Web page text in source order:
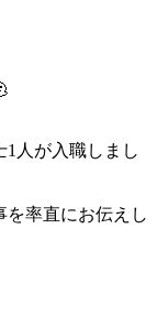
1人が入職しまし
を率直にお伝えし